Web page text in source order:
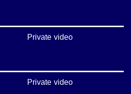
Private video
Private video